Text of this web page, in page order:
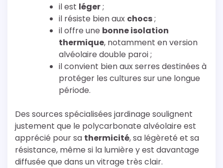
il est léger;
il résiste bien aux chocs;
il offre une bonne isolation
thermique, notamment en version
alvéolaire double paroi ;
il convient bien aux serres destinées à
protéger les cultures sur une longue
période.
Des sources spécialisées jardinage soulignent
justement que le polycarbonate alvéolaire est
apprécié pour sa thermicité, sa légèreté et sa
résistance, même si la lumière y est davantage
diffusée que dans un vitrage très clair.